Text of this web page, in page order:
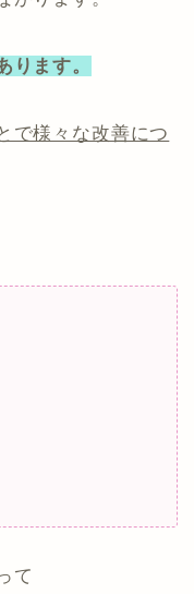
ります。
で様々な改善につ
て